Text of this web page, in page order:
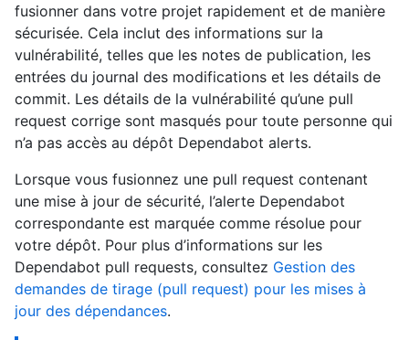
fusionner dans votre projet rapidement et de manière
sécurisée. Cela inclut des informations sur la
vulnérabilité, telles que les notes de publication, les
entrées du journal des modifications et les détails de
commit. Les détails de la vulnérabilité qu’une pull
request corrige sont masqués pour toute personne qui
n’a pas accès au dépôt Dependabot alerts.
Lorsque vous fusionnez une pull request contenant
une mise à jour de sécurité, l’alerte Dependabot
correspondante est marquée comme résolue pour
votre dépôt. Pour plus d’informations sur les
Dependabot pull requests, consultez Gestion des
demandes de tirage (pull request) pour les mises à
jour des dépendances.